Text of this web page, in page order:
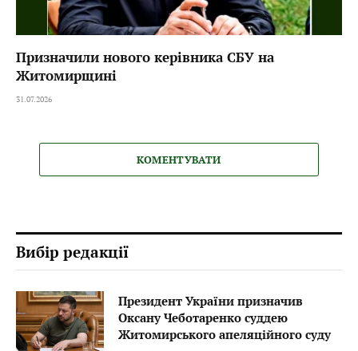
Призначили нового керівника СБУ на
Житомирщині
31.07.2026
КОМЕНТУВАТИ
Вибір редакції
Президент України призначив
Оксану Чеботаренко суддею
Житомирського апеляційного суду